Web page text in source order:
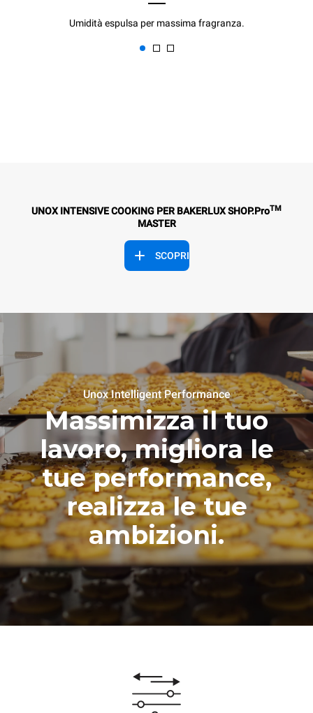
Umidità espulsa per massima fragranza.
UNOX INTENSIVE COOKING PER BAKERLUX SHOP.ProTM
MASTER
SCOPRI
Unox Intelligent Performance
Massimizza il tuo
lavoro, migliora le
tue performance,
realizza le tue
ambizioni.